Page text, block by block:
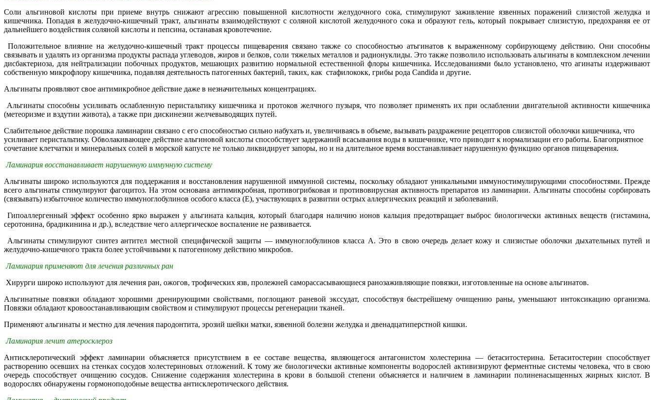
Соли альгиновой кислоты при приеме внутрь снижают агрессию повышенной кислотности желудочного сока, стимулируют заживление язвенных поражений слизистой желудка и
кишечника. Попадая в желудочно-кишечный тракт, альгинаты взаимодействуют с соляной кислотой желудочного сока и образуют гель, который покрывает слизистую, предохраняя ее от
дальнейшего воздействия соляной кислоты и пепсина, останавая кровотечение.
Положительное влияние на желудочно-кишечный тракт процессы пищеварения связано также со способностью атьгинатов к выраженному сорбирующему действию. Они способны
связывать и удалять из организма продукты распада углеводов, жиров и белков, соли тяжелых металлов и радионуклиды. Это также позволило использовать альгинаты в комплексном лечении
дисбактериоза, для нейтрализации побочных продуктов, мешающих развитию нормальной естественной флоры кишечника. Исследованиями было установлено, что агинаты издерживают
собственную микрофлору кишечника, подавляя деятельность патогенных бактерий, таких, как стафилококк, грибы рода Саndidа и другие.
Альгинаты проявляют свое антимикробное действие даже в незначительных концентрациях.
Альгинаты способны усиливать ослабленную перистальтику кишечника и протоков желчного пузыря, что позволяет применять их при ослаблении двигательной активности кишечника
(метеоризме и вздутии живота), а также при дискинезии желчевыводящих путей.
Слабительное действие порошка ламинарии связано с его способностью сильно набухать и, увеличиваясь в объеме, вызывать раздражение рецепторов слизистой оболочки кишечника, что
усиливает перистальтику. Обволакивающее действие альгиновой кислоты способствует задержаний всасывания воды в кишечнике, что приводит к нормализации его работы. Благоприятное
сочетание клетчатки и минеральных солей в морской капусте не только ликвидирует запоры, но и на длительное время восстанавливает нарушенную функцию органов пищеварения.
Ламинария восстанавливает нарушенную иммунную систему
Альгинаты широко используются для поддержания и восстановления нарушенной иммунной системы, поскольку обладают уникальными иммуностимулирующими способностями. Прежде
всего альгинаты стимулируют фагоцитоз. На этом основана антимикробная, противогрибковая и противовирусная активность препаратов из ламинарии. Альгинаты способны сорбировать
(связывать) избыточное количество иммуноглобулинов особого класса (Е), участвующих в развитии острых аллергических реакций и заболеваний.
Гипоаллергенный эффект особенно ярко выражен у альгината кальция, который благодаря наличию ионов кальция предотвращает выброс биологически активных веществ (гистамина,
серотонина, брадикинина и др.), вследствие чего аллергическое воспаление не развивается.
Альгинаты стимулируют синтез антител местной специфической защиты — иммуноглобулинов класса А. Это в свою очередь делает кожу и слизистые оболочки дыхательных путей и
желудочно-кишечного тракта более устойчивыми к патогенному действию микробов.
Ламинария применяют для лечения различных ран
Хирурги широко используют для лечения ран, ожогов, трофических язв, пролежней саморассасывающиеся ранозаживляющие повязки, изготовленные на основе альгинатов.
Альгинатные повязки обладают хорошими дренирующими свойствами, поглощают раневой экссудат, способствуя быстрейшему очищению раны, уменьшают интоксикацию организма.
Повязки обладают кровоостанавливающим свойством и стимулируют процессы регенерации тканей.
Применяют альгинаты и местно для лечения пародонтита, эрозий шейки матки, язвенной болезни желудка и двенадцатиперстной кишки.
Ламинария лечит атеросклероз
Антисклеротический эффект ламинарии объясняется присутствием в ее составе вещества, являющегося антагонистом холестерина — бетаситостерина. Бетаситостерин способствует
растворению осевших на стенках сосудов холестериновых отложений. К тому же биологически активные компоненты водорослей активизируют ферментные системы человека, что в свою
очередь способствует очищению сосудов. Снижение содержания холестерина в крови в большой степени объясняется и наличием в ламинарии полиненасыщенных жирных кислот. В
водорослях обнаружены гормоноподобные вещества антисклеротического действия.